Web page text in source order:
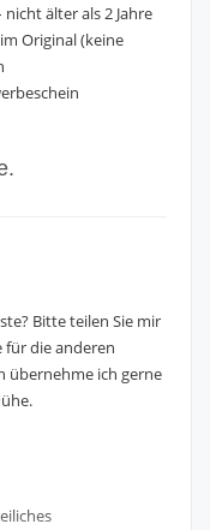
älter als 2 Jahre
Original (keine
Bitte teilen Sie mir
für die anderen
übernehme ich gerne